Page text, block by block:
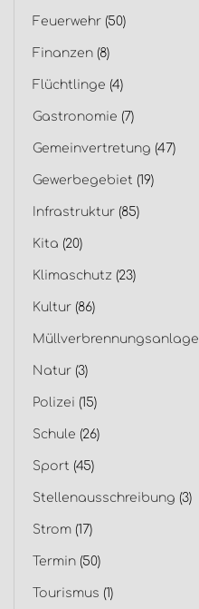
Feuerwehr (50)
Finanzen (8)
Flüchtlinge (4)
Gastronomie (7)
Gemeinvertretung (47)
Gewerbegebiet (19)
Infrastruktur (85)
Kita (20)
Klimaschutz (23)
Kultur (86)
Müllverbrennungsanlage
Natur (3)
Polizei (15)
Schule (26)
Sport (45)
Stellenausschreibung (3)
Strom (17)
Termin (50)
Tourismus (1)